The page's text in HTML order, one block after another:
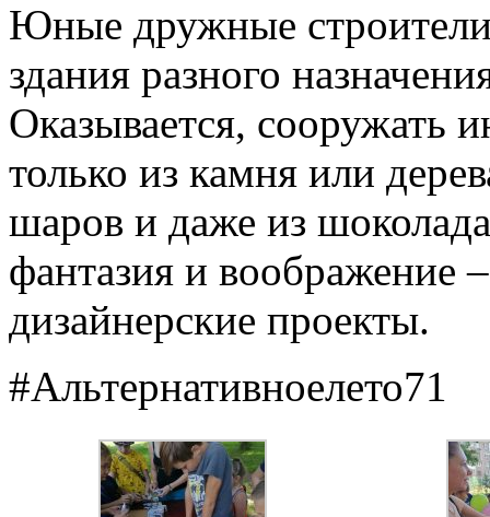
Юные дружные строители
здания разного
Оказывается, сооружать
только из камня или
шаров и даже из
фантазия и воображение
дизайнерские проекты.
#Альтернативноелето71